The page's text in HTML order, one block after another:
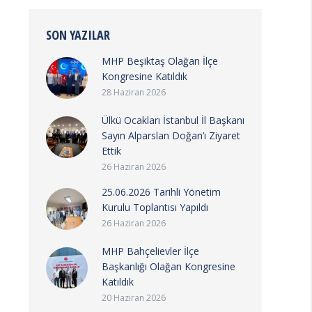
SON YAZILAR
MHP Beşiktaş Olağan İlçe
Kongresine Katıldık
28 Haziran 2026
Ülkü Ocakları İstanbul İl Başkanı
Sayın Alparslan Doğan’ı Ziyaret
Ettik
26 Haziran 2026
25.06.2026 Tarihli Yönetim
Kurulu Toplantısı Yapıldı
26 Haziran 2026
MHP Bahçelievler İlçe
Başkanlığı Olağan Kongresine
Katıldık
20 Haziran 2026